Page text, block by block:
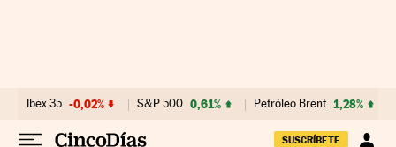
Ibex 35 -0,02% S&P 500 0,61% Petróleo Brent 1,28%
SUSCRÍBETE